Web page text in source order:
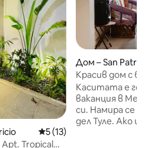
Средна оценка: 5 от 5,
5 (13)
Tropical
Дом – San Patricio
Красив дом с
Каситата е
ваканция в
си. Намира се
дел Туле. Ако